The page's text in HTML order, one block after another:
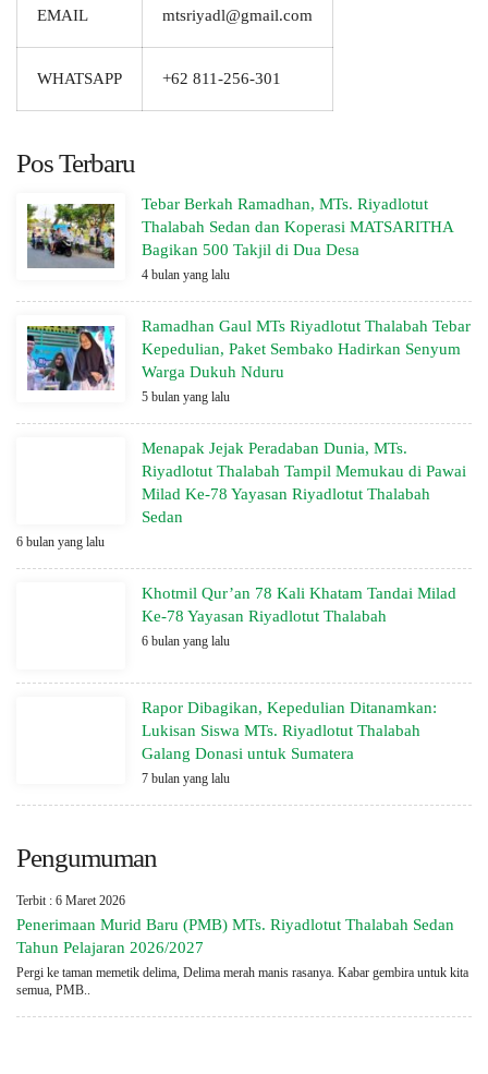
EMAIL mtsriyadl@gmail.com
WHATSAPP +62 811-256-301
Pos Terbaru
Tebar Berkah Ramadhan, MTs. Riyadlotut
Thalabah Sedan dan Koperasi MATSARITHA
Bagikan 500 Takjil di Dua Desa
4 bulan yang lalu
Ramadhan Gaul MTs Riyadlotut Thalabah Tebar
Kepedulian, Paket Sembako Hadirkan Senyum
Warga Dukuh Nduru
5 bulan yang lalu
Menapak Jejak Peradaban Dunia, MTs.
Riyadlotut Thalabah Tampil Memukau di Pawai
Milad Ke-78 Yayasan Riyadlotut Thalabah
Sedan
6 bulan yang lalu
Khotmil Qur’an 78 Kali Khatam Tandai Milad
Ke-78 Yayasan Riyadlotut Thalabah
6 bulan yang lalu
Rapor Dibagikan, Kepedulian Ditanamkan:
Lukisan Siswa MTs. Riyadlotut Thalabah
Galang Donasi untuk Sumatera
7 bulan yang lalu
Pengumuman
Terbit : 6 Maret 2026
Penerimaan Murid Baru (PMB) MTs. Riyadlotut Thalabah Sedan
Tahun Pelajaran 2026/2027
Pergi ke taman memetik delima, Delima merah manis rasanya. Kabar gembira untuk kita
semua, PMB..